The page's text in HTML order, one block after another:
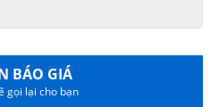
BÁO GIÁ
gọi lại cho bạn